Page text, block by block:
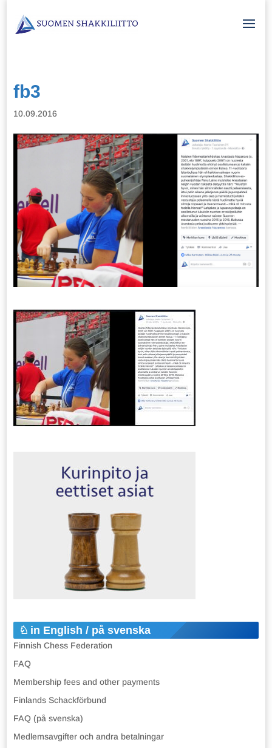
fb3
10.09.2016
in English / på svenska
Finnish Chess Federation
FAQ
Membership fees and other payments
Finlands Schackförbund
FAQ (på svenska)
Medlemsavgifter och andra betalningar